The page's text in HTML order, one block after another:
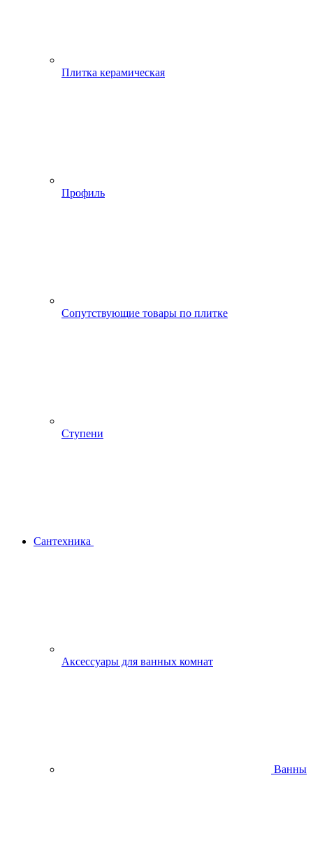
Плитка керамическая
Профиль
Сопутствующие товары по плитке
Ступени
Сантехника
Аксессуары для ванных комнат
Ванны